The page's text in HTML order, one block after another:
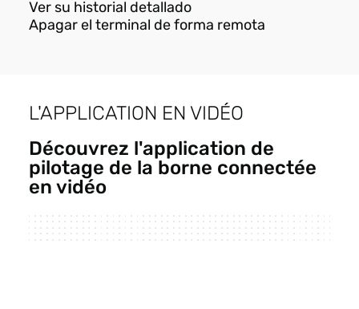
Ver su historial detallado
Apagar el terminal de forma remota
L'APPLICATION EN VIDÉO
Découvrez l'application de
pilotage de la borne connectée
en vidéo